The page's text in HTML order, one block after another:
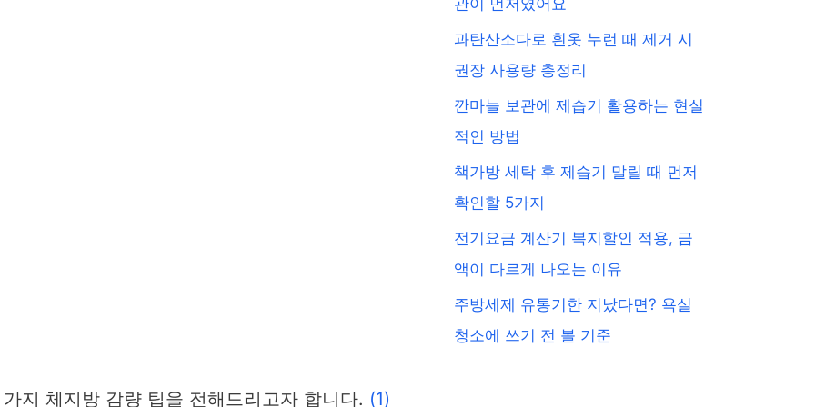
지 체지방 감량 팁을 전해드리고자 합니다. (1)
관이 먼저였어요
과탄산소다로 흰옷 누런 때 제거 시
권장 사용량 총정리
깐마늘 보관에 제습기 활용하는 현실
적인 방법
책가방 세탁 후 제습기 말릴 때 먼저
확인할 5가지
전기요금 계산기 복지할인 적용, 금
액이 다르게 나오는 이유
주방세제 유통기한 지났다면? 욕실
청소에 쓰기 전 볼 기준